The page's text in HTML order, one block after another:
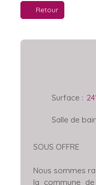
Retour
Surface :
Salle de
SOUS OFFRE
Nous sommes
la commune